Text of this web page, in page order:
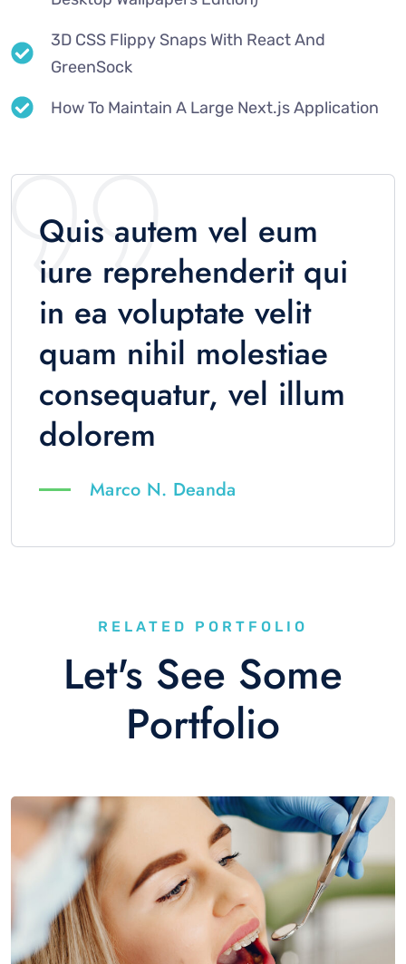
3D CSS Flippy Snaps With React And
GreenSock
How To Maintain A Large Next.js Application
Quis autem vel eum
iure reprehenderit qui
in ea voluptate velit
quam nihil molestiae
consequatur, vel illum
dolorem
Marco N. Deanda
RELATED PORTFOLIO
Let's See Some
Portfolio